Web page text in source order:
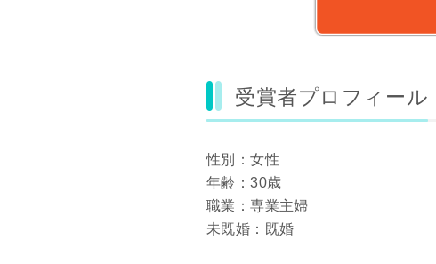
受賞者プロフィール
性別：女性
年齢：30歳
職業：専業主婦
未既婚：既婚